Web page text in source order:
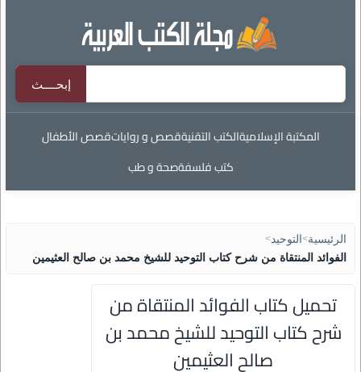
المكتبة الإسلاميةالكتب التقنيةقصص و رواياتقصص الأطفال
كتب فلسفةصحة و طب
الرئيسية> التوحيد>
الفوائد المنتقاة من شرح كتاب التوحيد للشيخ محمد بن صالح العثيمين
تحميل كتاب الفوائد المنتقاة من
شرح كتاب التوحيد للشيخ محمد بن
صالح العثيمين